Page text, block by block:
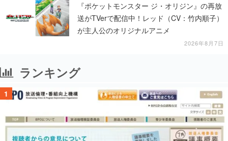
『ポケットモンスター ジ・オリジン』の再放
送がTVerで配信中！レッド（CV：竹内順子）
が主人公のオリジナルアニメ
2026年8月7日
ランキング
1